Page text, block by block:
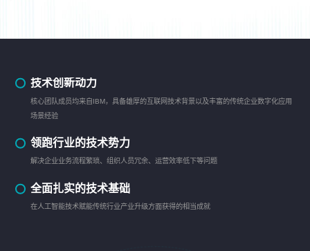
技术创新动力
核心团队成员均来自IBM，具备雄厚的互联网技术背景以及丰富的传统企业数字化应用
场景经验
领跑行业的技术势力
解决企业业务流程繁琐、组织人员冗余、运营效率低下等问题
全面扎实的技术基础
在人工智能技术赋能传统行业产业升级方面获得的相当成就